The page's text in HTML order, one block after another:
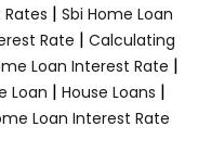
| Sbi Home Loan
Rate | Calculating
Loan Interest Rate |
Loan | House Loans |
Loan Interest Rate